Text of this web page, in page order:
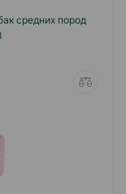
средних пород